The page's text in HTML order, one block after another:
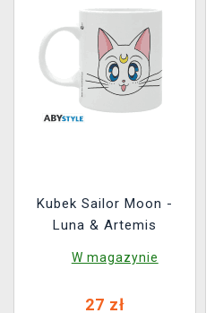
Kubek Sailor Moon -
Luna & Artemis
W magazynie
27 zł